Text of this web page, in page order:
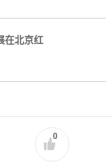
在北京红
0